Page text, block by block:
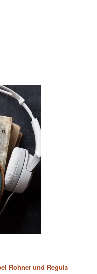
Rohner und Regula